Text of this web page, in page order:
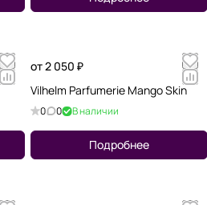
от 2 050 ₽
Vilhelm Parfumerie Mango Skin
0 0 В наличии
Подробнее